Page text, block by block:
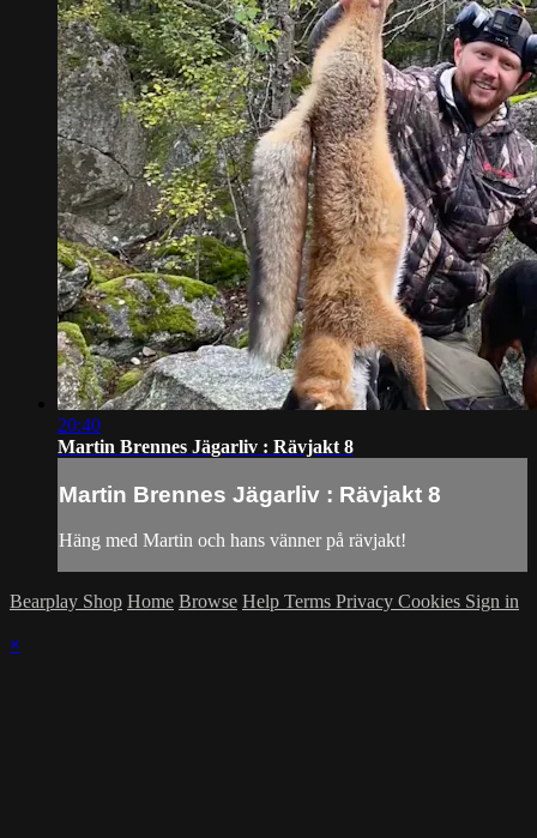
20:40
Martin Brennes Jägarliv : Rävjakt 8
Martin Brennes Jägarliv : Rävjakt 8
Häng med Martin och hans vänner på rävjakt!
Bearplay Shop Home Browse Help Terms Privacy Cookies Sign in
×